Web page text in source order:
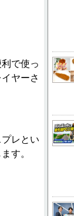
で使っ
ヤーさ
レとい
す。